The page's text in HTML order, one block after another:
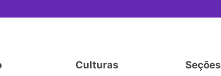
Culturas Seções